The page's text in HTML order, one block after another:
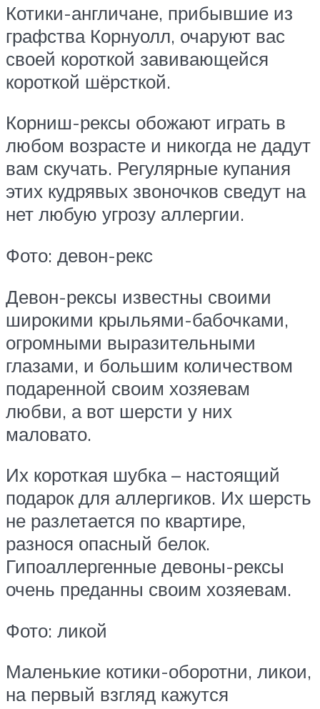
Котики-англичане, прибывшие из
графства Корнуолл, очаруют вас
своей короткой завивающейся
короткой шёрсткой.
Корниш-рексы обожают играть в
любом возрасте и никогда не дадут
вам скучать. Регулярные купания
этих кудрявых звоночков сведут на
нет любую угрозу аллергии.
Фото: девон-рекс
Девон-рексы известны своими
широкими крыльями-бабочками,
огромными выразительными
глазами, и большим количеством
подаренной своим хозяевам
любви, а вот шерсти у них
маловато.
Их короткая шубка – настоящий
подарок для аллергиков. Их шерсть
не разлетается по квартире,
разнося опасный белок.
Гипоаллергенные девоны-рексы
очень преданны своим хозяевам.
Фото: ликой
Маленькие котики-оборотни, ликои,
на первый взгляд кажутся